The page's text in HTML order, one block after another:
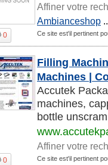
Affiner votre
Ambianceshop
0 Ce site est'il pertinent
Filling
Machines |
Accutek
machines,
bottle
Affiner votre
0 Ce site est'il pertinent